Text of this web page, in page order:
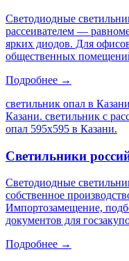
Светодиодные
рассеивателем —
ярких диодов. Для
общественных
Подробнее →
светильник опал в
Казани. светильник с
опал 595х595 в Казани.
Светильники
Светодиодные
собственное
Импортозамещение,
документов для
Подробнее →